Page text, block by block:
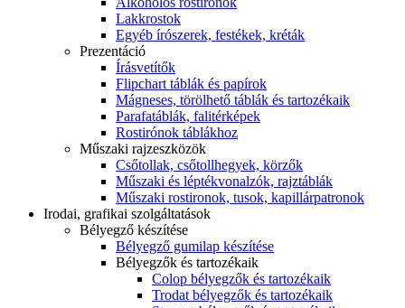
Lakkrostok
Egyéb írószerek, festékek, kréták
Prezentáció
Írásvetítők
Flipchart táblák és papírok
Mágneses, törölhető táblák és tartozékaik
Parafatáblák, falitérképek
Rostirónok táblákhoz
Műszaki rajzeszközök
Csőtollak, csőtollhegyek, körzők
Műszaki és léptékvonalzók, rajztáblák
Műszaki rostironok, tusok, kapillárpatronok
Irodai, grafikai szolgáltatások
Bélyegző készítése
Bélyegző gumilap készítése
Bélyegzők és tartozékaik
Colop bélyegzők és tartozékaik
Trodat bélyegzők és tartozékaik